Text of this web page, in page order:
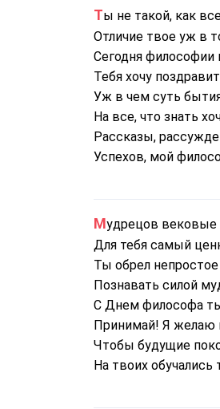
Ты не такой, как
Отличие твое уж в
Сегодня
Тебя хочу
Уж в чем суть
На все, что знать
Рассказы,
Успехов, мой
Мудрецов вековые
Для тебя самый
Ты обрел
Познавать силой
С Днем философа
Принимай! Я желаю
Чтобы будущие
На твоих обучались